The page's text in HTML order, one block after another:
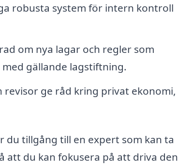
robusta system för intern kontroll
om nya lagar och regler som
gällande lagstiftning.
revisor ge råd kring privat ekonomi,
du tillgång till en expert som kan ta
att du kan fokusera på att driva den